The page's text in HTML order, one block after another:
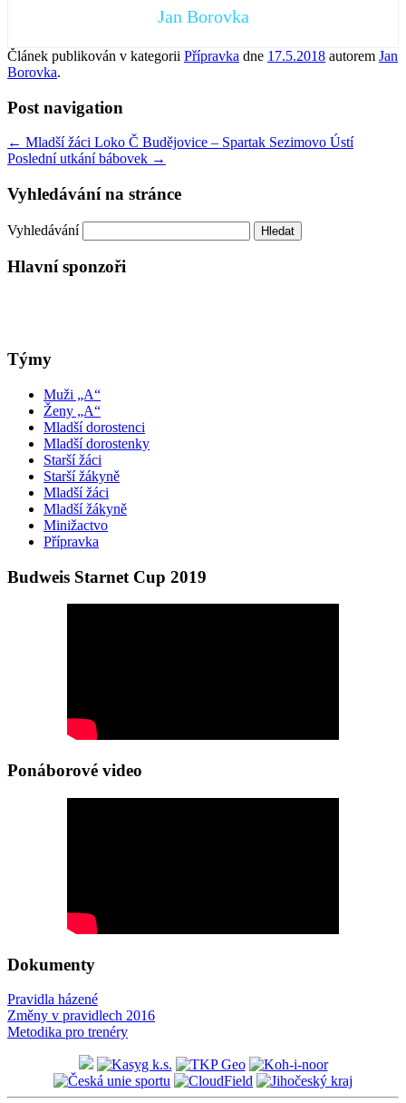
Jan Borovka
Článek publikován v kategorii Přípravka dne 17.5.2018 autorem Jan
Borovka.
Post navigation
← Mladší žáci Loko Č Budějovice – Spartak Sezimovo Ústí
Poslední utkání bábovek →
Vyhledávání na stránce
Vyhledávání
Hlavní sponzoři
Týmy
Muži „A“
Ženy „A“
Mladší dorostenci
Mladší dorostenky
Starší žáci
Starší žákyně
Mladší žáci
Mladší žákyně
Minižactvo
Přípravka
Budweis Starnet Cup 2019
Ponáborové video
Dokumenty
Pravidla házené
Změny v pravidlech 2016
Metodika pro trenéry